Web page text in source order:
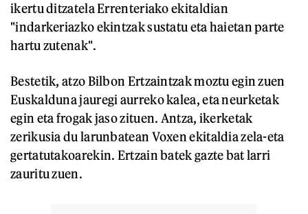
ikertu ditzatela Errenteriako ekitaldian
"indarkeriazko ekintzak sustatu eta haietan parte
hartu zutenak".
Bestetik, atzo Bilbon Ertzaintzak moztu egin zuen
Euskalduna jauregi aurreko kalea, eta neurketak
egin eta frogak jaso zituen. Antza, ikerketak
zerikusia du larunbatean Voxen ekitaldia zela-eta
gertatutakoarekin. Ertzain batek gazte bat larri
zauritu zuen.